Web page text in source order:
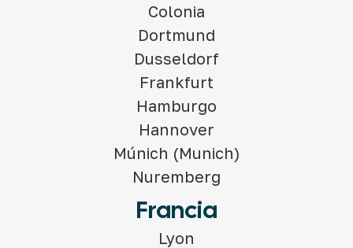
Colonia
Dortmund
Dusseldorf
Frankfurt
Hamburgo
Hannover
Múnich (Munich)
Nuremberg
Francia
Lyon